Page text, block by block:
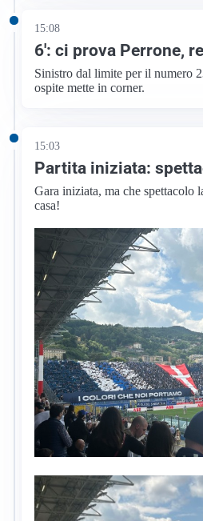
15:08
6′: ci prova Perrone,
Sinistro dal limite per il numero
ospite mette in corner.
15:03
Partita iniziata:
Gara iniziata, ma che spettacolo
casa!